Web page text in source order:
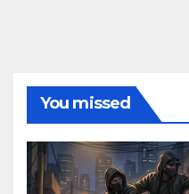
You missed